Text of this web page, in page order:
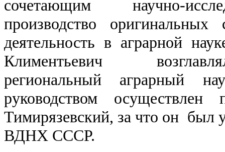
сочетающим научно-
производство
деятельность в аграрной
Климентьевич
региональный аграрный
руководством осуществлен
Тимирязевский, за что он был
ВДНХ СССР.